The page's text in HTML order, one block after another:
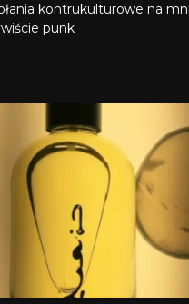
kontrukulturowe na
punk